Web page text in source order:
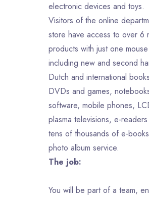
electronic devices and toys.
Visitors of the online
store have access to over 6
products with just one
including new and second
Dutch and international
DVDs and games,
software, mobile phones,
plasma televisions, e-
tens of thousands of e-
photo album service.
The job:
You will be part of a team,